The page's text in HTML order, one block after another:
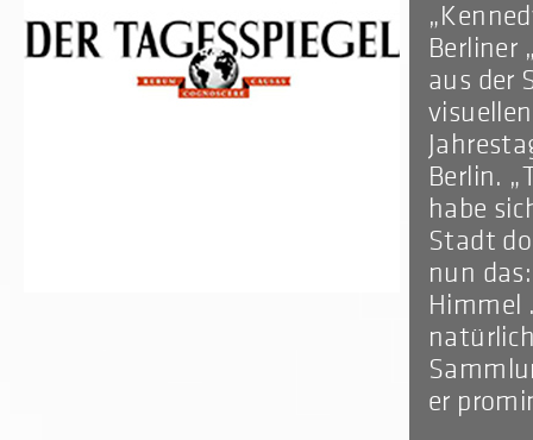
Berliner
aus der
Berlin.
habe
Stadt
nun
Himmel
er